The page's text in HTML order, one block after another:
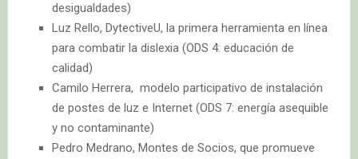
desigualdades)
Luz Rello, DytectiveU, la primera herramienta en línea
para combatir la dislexia (ODS 4: educación de
calidad)
Camilo Herrera, modelo participativo de instalación
de postes de luz e Internet (ODS 7: energía asequible
y no contaminante)
Pedro Medrano, Montes de Socios, que promueve